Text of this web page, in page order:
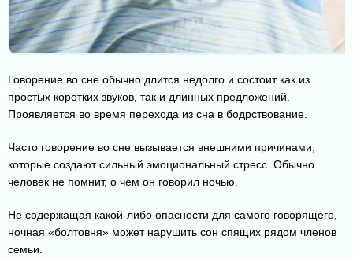
Говорение во сне обычно длится недолго и состоит как из
простых коротких звуков, так и длинных предложений.
Проявляется во время перехода из сна в бодрствование.
Часто говорение во сне вызывается внешними причинами,
которые создают сильный эмоциональный стресс. Обычно
человек не помнит, о чем он говорил ночью.
Не содержащая какой-либо опасности для самого говорящего,
ночная «болтовня» может нарушить сон спящих рядом членов
семьи.